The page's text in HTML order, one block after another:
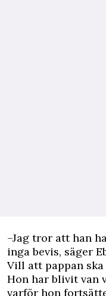
–Jag tror att han
inga bevis, säger
Vill att pappan
Hon har blivit van
varför hon